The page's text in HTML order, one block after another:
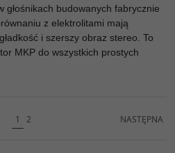
głośnikach budowanych fabrycznie
z elektrolitami mają
i szerszy obraz stereo. To
MKP do wszystkich prostych
1 2 NASTĘPNA